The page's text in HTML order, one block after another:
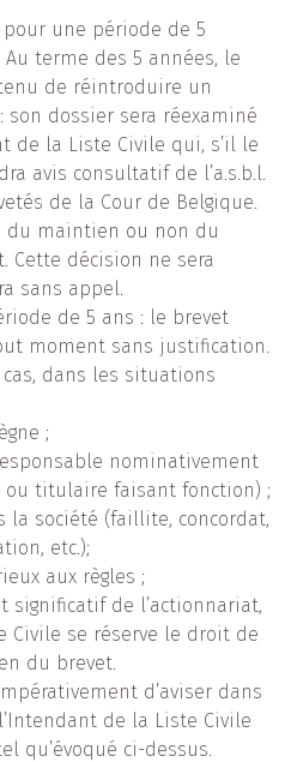
pour une période de 5
terme des 5 années, le
de réintroduire un
dossier sera réexaminé
de la Liste Civile qui, s’il le
avis consultatif de l’a.s.b.l.
de la Cour de Belgique.
du maintien ou non du
Cette décision ne sera
sans appel.
de 5 ans : le brevet
moment sans justification.
dans les situations
;
nominativement
titulaire faisant fonction) ;
la société (faillite, concordat,
etc.);
aux règles ;
significatif de l’actionnariat,
Civile se réserve le droit de
du brevet.
d’aviser dans
de la Liste Civile
qu’évoqué ci-dessus.